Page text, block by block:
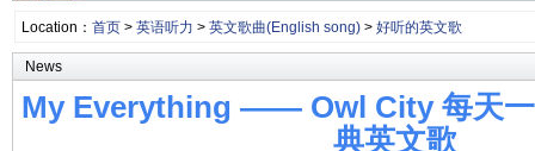
Location： 首页> 英语听力 > 英文歌曲(English song)> 好听的英文歌
News
My Everything —— Owl City 每天一
典英文歌